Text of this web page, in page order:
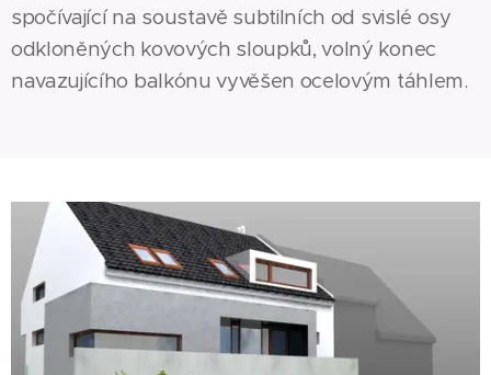
spočívající na soustavě subtilních od svislé osy
odkloněných kovových sloupků, volný konec
navazujícího balkónu vyvěšen ocelovým táhlem.